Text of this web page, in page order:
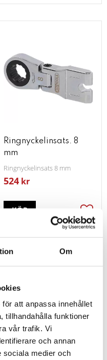
Om
att anpassa innehållet
tillhandahålla funktioner
vår trafik. Vi
och annan
sociala medier och
Ringnyckelinsats. 8
mm
Ringnyckelinsats 8 mm
524 kr
KÖP